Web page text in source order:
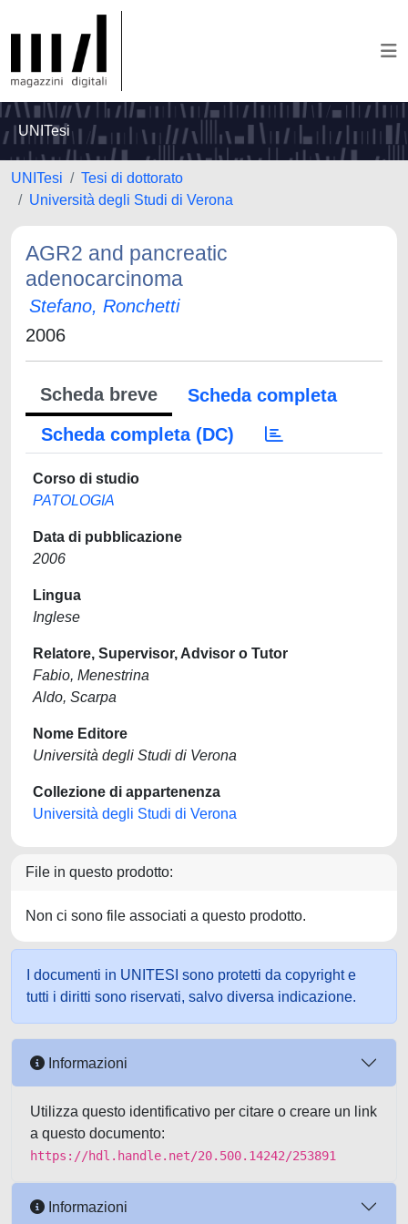
UNITesi
UNITesi
Tesi di dottorato
Università degli Studi di Verona
AGR2 and pancreatic
adenocarcinoma
Stefano, Ronchetti
2006
Scheda breve
Scheda completa
Scheda completa (DC)
Corso di studio
PATOLOGIA
Data di pubblicazione
2006
Lingua
Inglese
Relatore, Supervisor, Advisor o Tutor
Fabio, Menestrina
Aldo, Scarpa
Nome Editore
Università degli Studi di Verona
Collezione di appartenenza
Università degli Studi di Verona
File in questo prodotto:
Non ci sono file associati a questo prodotto.
I documenti in UNITESI sono protetti da copyright e
tutti i diritti sono riservati, salvo diversa indicazione.
Informazioni
Utilizza questo identificativo per citare o creare un link
a questo documento:
https://hdl.handle.net/20.500.14242/253891
Informazioni